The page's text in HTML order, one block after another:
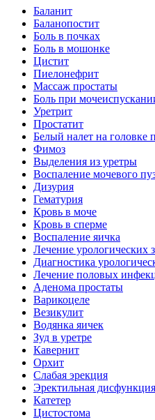
Баланит
Баланопостит
Боль в почках
Боль в мошонке
Цистит
Пиелонефрит
Массаж простаты
Боль при
Уретрит
Простатит
Белый налет на головке
Фимоз
Выделения из уретры
Воспаление мочевого
Дизурия
Гематурия
Кровь в моче
Кровь в сперме
Воспаление яичка
Лечение урологических
Диагностика
Лечение половых
Аденома простаты
Варикоцеле
Везикулит
Водянка яичек
Зуд в уретре
Кавернит
Орхит
Слабая эрекция
Эректильная дисфункция
Катетер
Цистостома